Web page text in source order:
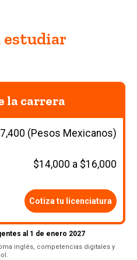
estudiar
la carrera
(Pesos Mexicanos)
$14,000 a $16,000
Cotiza tu licenciatura
al 1 de enero 2027
inglés, competencias digitales y